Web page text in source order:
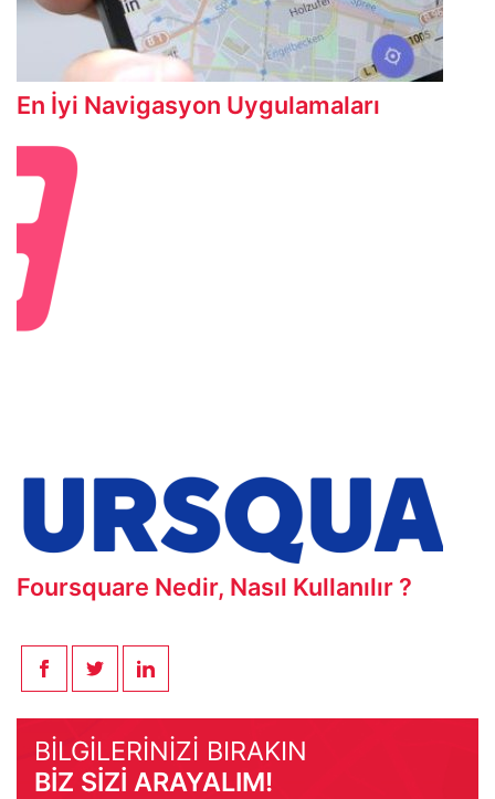
En İyi Navigasyon Uygulamaları
Foursquare Nedir, Nasıl Kullanılır ?
BİLGİLERİNİZİ BIRAKIN
BİZ SİZİ ARAYALIM!